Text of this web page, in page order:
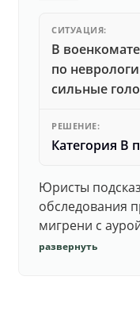
СИТУАЦИЯ:
В
по
сильные
РЕШЕНИЕ:
Категория В
Юристы
обследования
мигрени с
добились
развернуть